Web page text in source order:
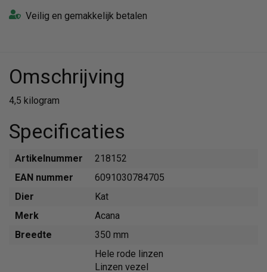
Veilig en gemakkelijk betalen
Omschrijving
4,5 kilogram
Specificaties
Artikelnummer
218152
EAN nummer
6091030784705
Dier
Kat
Merk
Acana
Breedte
350 mm
Hele rode linzen
Linzen vezel